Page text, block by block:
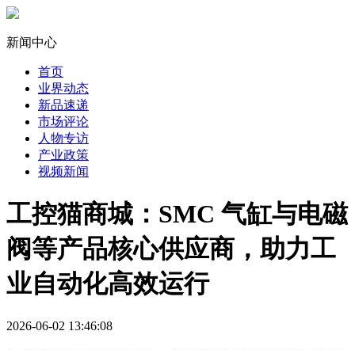
新闻中心
首页
业界动态
新品速递
市场评论
人物专访
产业政策
视频新闻
工控猫商城：SMC 气缸与电磁
阀等产品核心供应商，助力工
业自动化高效运行
2026-06-02 13:46:08